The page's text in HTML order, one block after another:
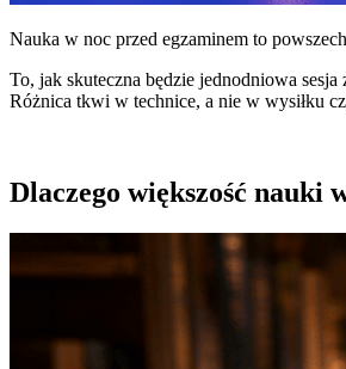
Nauka w noc przed egzaminem to
To, jak skuteczna będzie jednodniowa
Różnica tkwi w technice, a nie w wysiłku
Dlaczego większość nauki